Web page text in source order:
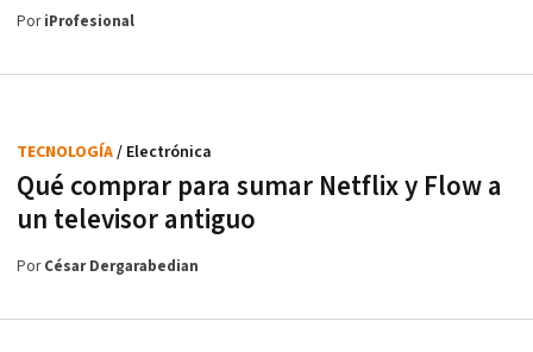
PoriProfesional
Qué comprar para sumar Netflix y Flow a
un televisor antiguo
TECNOLOGÍA/ Electrónica
PorCésar Dergarabedian